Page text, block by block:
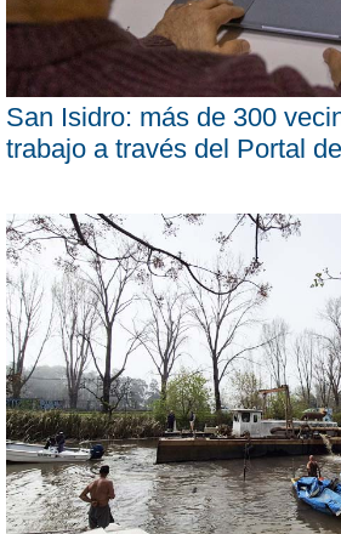
San Isidro: más de 300
trabajo a través del Portal